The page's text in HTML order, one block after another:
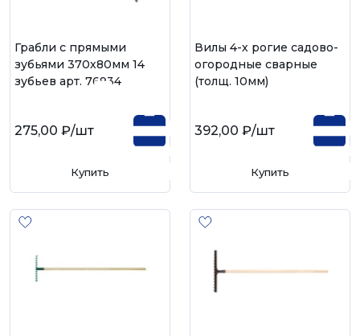
Грабли с прямыми
зубьями 370х80мм 14
зубьев арт. 76934
275,00 ₽/шт
Купить
Вилы 4-х рогие садово-
огородные сварные
(толщ. 10мм)
392,00 ₽/шт
Купить